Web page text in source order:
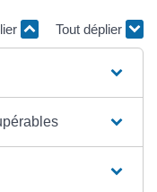
Tout déplier